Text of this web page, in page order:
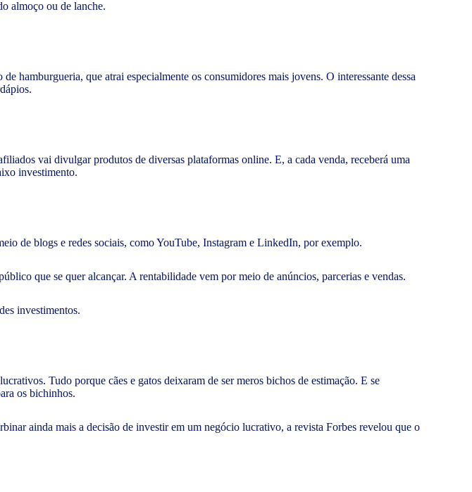
almoço ou de lanche.
hamburgueria, que atrai especialmente os consumidores mais jovens. O interessante dessa
vai divulgar produtos de diversas plataformas online. E, a cada venda, receberá uma
investimento.
de blogs e redes sociais, como YouTube, Instagram e LinkedIn, por exemplo.
que se quer alcançar. A rentabilidade vem por meio de anúncios, parcerias e vendas.
investimentos.
Tudo porque cães e gatos deixaram de ser meros bichos de estimação. E se
os bichinhos.
ainda mais a decisão de investir em um negócio lucrativo, a revista Forbes revelou que o